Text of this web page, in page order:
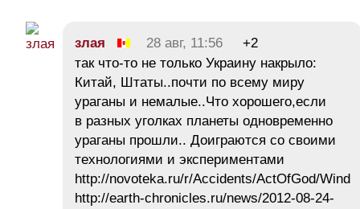
злая 28 авг, 11:56
+2
так что-то не только Украину накрыло:
Китай, Штаты..почти по всему миру
ураганы и немалые..Что хорошего,если
в разных уголках планеты одновременно
ураганы прошли.. Доиграются со своими
технологиями и экспериментами
http://novoteka.ru/r/Accidents/ActOfGod/Wind
http://earth-chronicles.ru/news/2012-08-24-